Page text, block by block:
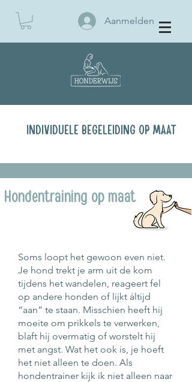
BOEK EEN KENNISMAKING
Aanmelden
INDIVIDUELE BEGELEIDING OP MAAT
Hondentraining op maat
Soms loopt het gewoon even niet.
Je hond trekt je arm uit de kom
tijdens het wandelen, reageert fel
op andere honden of lijkt áltijd
“aan” te staan. Misschien heeft hij
moeite om prikkels te verwerken,
blaft hij overmatig of worstelt hij
met angst. Wat het ook is, je hoeft
het niet alleen te doen. Als
hondentrainer kijk ik niet alleen naar